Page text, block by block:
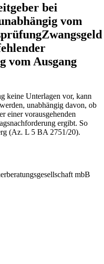
bei
vom
vom Ausgang
keine Unterlagen vor, kann
unabhängig davon, ob
einer vorausgehenden
ergibt. So
(Az. L 5 BA 2751/20).
mbB